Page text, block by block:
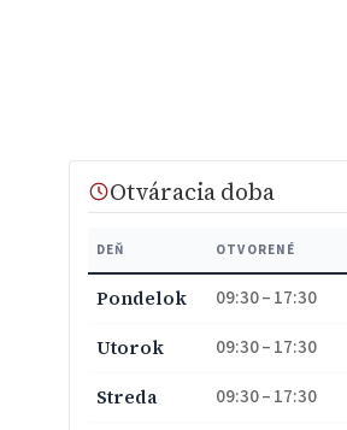
Otváracia doba
DEŇ OTVORENÉ
Pondelok 09:30 – 17:30
Utorok 09:30 – 17:30
Streda 09:30 – 17:30